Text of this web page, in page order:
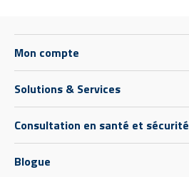
Mon compte
Solutions & Services
Consultation en santé et sécurité
Blogue